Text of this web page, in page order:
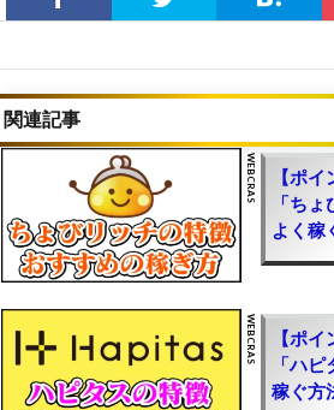
動チートツールのやり方(裏技
レジェンズ攻略】
【APEX動画】最強チートを使
バいと話題にｗｗｗ【まとめ速
【ApexLegends】エイムアシ
ールのやり方(裏技導入方法)｜
Steam(PC版)・Switch対応【
ンズ攻略】
攻略】
【NIKKE(メガニケ)】ジュエル
関連記事
【ポ
「ち
よく稼
おすす
【ポ
「ハ
稼ぐ方